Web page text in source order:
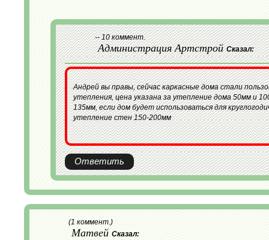
-- 10 коммент.
Администрация АртстройСказал:
Андрей вы правы, сейчас каркасные дома стали
утепления, цена указана за утепление дома 50мм и
135мм, если дом будет использоваться для
утепление стен 150-200мм
Ответить
(1 коммент.)
МатвейСказал: